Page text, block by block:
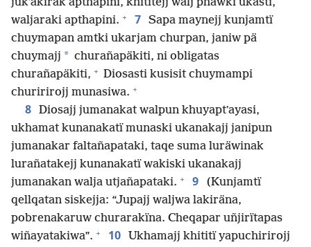
jukʼakirak apthapini, khititejj walj phawki ukasti,
waljaraki apthapini. + 7 Sapa maynejj kunjamtï
chuymapan amtki ukarjam churpan, janiw pä
chuymajj * churañapäkiti, ni obligatas
churañapäkiti, + Diosasti kusisit chuymampi
churirirojj munasiwa. +
8 Diosajj jumanakat walpun khuyaptʼayasi,
ukhamat kunanakatï munaski ukanakajj janipun
jumanakar faltañapataki, taqe suma luräwinak
lurañatakejj kunanakatï wakiski ukanakajj
jumanakan walja utjañapataki. + 9
(Kunjamtï
qellqatan siskejja: “Jupajj waljwa lakiräna,
pobrenakaruw churarakïna. Cheqapar uñjirïtapas
wiñayatakiwa”. + 10
Ukhamajj khititï yapuchirirojj